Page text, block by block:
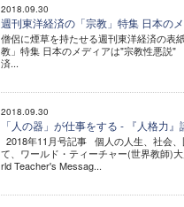
2018.09.30
週刊東洋経済の「宗教」特集 日本の
僧侶に煙草を持たせる週刊東洋経済の
教」特集 日本のメディアは"宗教性悪説
済...
2018.09.30
「人の器」が仕事をする - 『人格力』
2018年11月号記事 個人の人生、社会
て、ワールド・ティーチャー(世界教師)
rld Teacher's Messag...